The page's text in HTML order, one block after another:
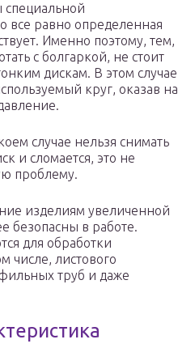
все равно определенная
Именно поэтому, тем,
с болгаркой, не стоит
дискам. В этом случае
круг, оказав на
случае нельзя снимать
и сломается, это не
проблему.
изделиям увеличенной
безопасны в работе.
для обработки
числе, листового
труб и даже